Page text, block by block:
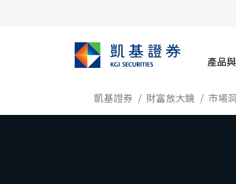
產品
凱基證券 財富放大鏡 市場